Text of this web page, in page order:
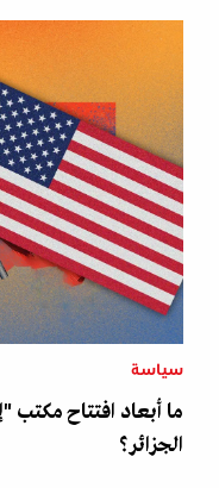
سياسة
ما أبعاد افتتاح مكتب
الجزائر؟